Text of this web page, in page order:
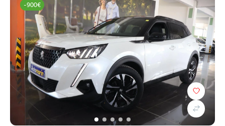
-900€